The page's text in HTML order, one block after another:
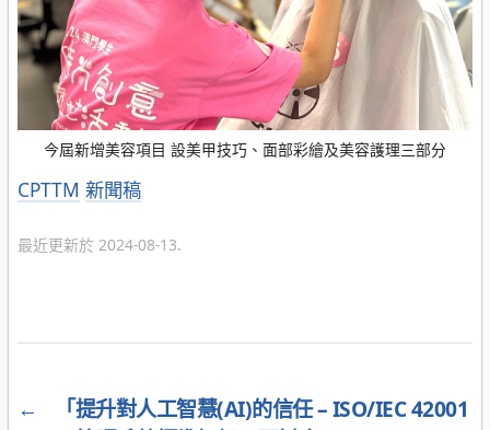
今屆新增美容項目 設美甲技巧、面部彩繪及美容護理三部分
分
CPTTM 新聞稿
最近更新於 2024-08-13.
←
「提升對人工智慧(AI)的信任 – ISO/IEC 42001